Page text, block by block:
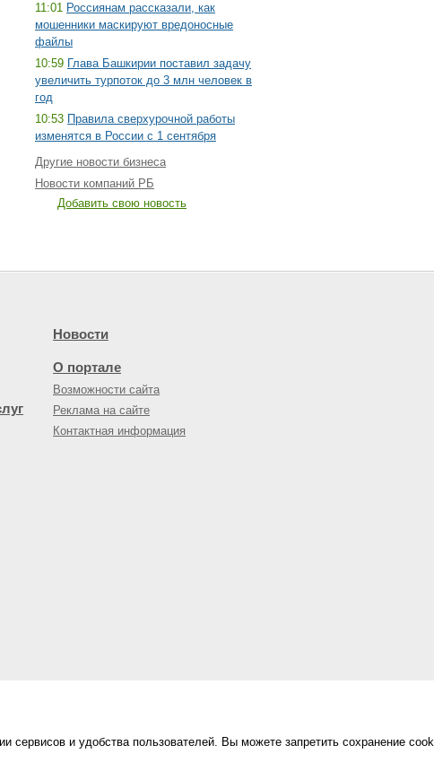
и удобства пользователей. Вы можете запретить сохранение
11:01 Россиянам рассказали, как
мошенники маскируют вредоносные
файлы
10:59 Глава Башкирии поставил задачу
увеличить турпоток до 3 млн человек в
год
10:53 Правила сверхурочной работы
изменятся в России с 1 сентября
Другие новости бизнеса
Новости компаний РБ
Добавить свою новость
Новости
О портале
Возможности сайта
Реклама на сайте
Контактная информация